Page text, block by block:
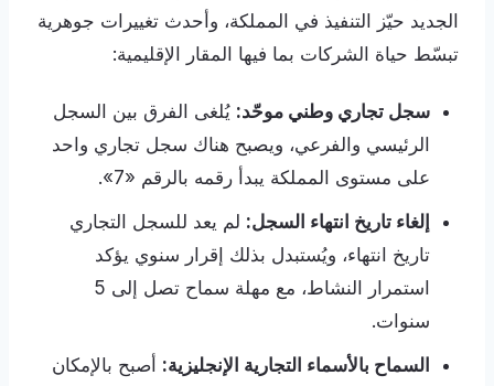
الجديد حيّز التنفيذ في المملكة، وأحدث تغييرات جوهرية
تبسّط حياة الشركات بما فيها المقار الإقليمية:
سجل تجاري وطني موحّد: يُلغى الفرق بين السجل
الرئيسي والفرعي، ويصبح هناك سجل تجاري واحد
على مستوى المملكة يبدأ رقمه بالرقم «7».
إلغاء تاريخ انتهاء السجل: لم يعد للسجل التجاري
تاريخ انتهاء، ويُستبدل بذلك إقرار سنوي يؤكد
استمرار النشاط، مع مهلة سماح تصل إلى 5
سنوات.
السماح بالأسماء التجارية الإنجليزية: أصبح بالإمكان